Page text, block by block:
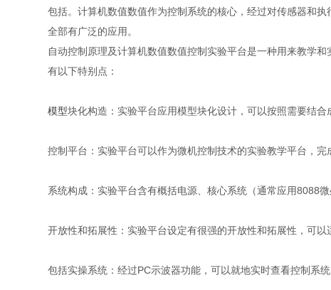
包括。计算机数值数值作为控制系统的核心，经过对传感器和
全部有广泛的应用。
自动控制原理及计算机数值数值控制实验平台是一种用来教学
有以下特别点：
模型块化构造：实验平台应用模型块化设计，可以按照需要结合
控制平台：实验平台可以作为微机控制技术的实验教学平台，完
系统构成：实验平台含有概括电源、核心系统（通常应用8088
开放性和拓展性：实验平台设定有很强的开放性和拓展性，可以
包括实操系统：经过PC示波器功能，可以就地实时查看控制系